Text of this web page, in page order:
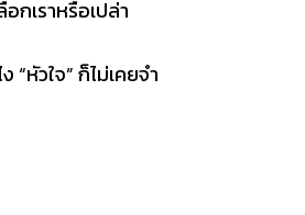
กเราหรือเปล่า
“หัวใจ” ก็ไม่เคยจำ